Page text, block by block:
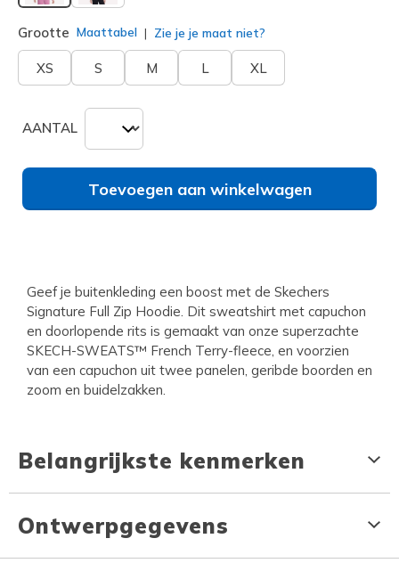
geselecteerd
Grootte Maattabel Zie je je maat niet?
XS S M L XL
AANTAL
Toevoegen aan winkelwagen
Geef je buitenkleding een boost met de Skechers
Signature Full Zip Hoodie. Dit sweatshirt met capuchon
en doorlopende rits is gemaakt van onze superzachte
SKECH-SWEATS™ French Terry-fleece, en voorzien
van een capuchon uit twee panelen, geribde boorden en
zoom en buidelzakken.
Belangrijkste kenmerken
Ontwerpgegevens